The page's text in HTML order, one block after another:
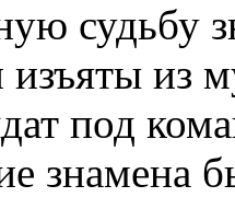
судьбу
изъяты из
под
знамена